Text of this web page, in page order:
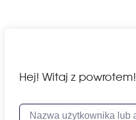
Hej! Witaj z powrotem!